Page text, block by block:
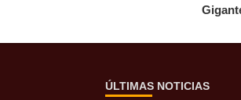
ÚLTIMAS NOTICIAS